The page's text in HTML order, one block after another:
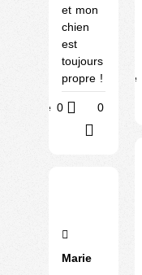
et mon
chien
est
toujours
propre !
Utile 0 0
Marie
Utile